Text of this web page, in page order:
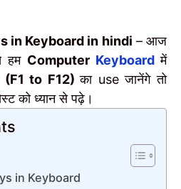
in Keyboard in hindi – आज
हम Computer Keyboardमें
(F1 to F12)का use जानेंगे तो
को ध्यान से पढ़े।
in Keyboard